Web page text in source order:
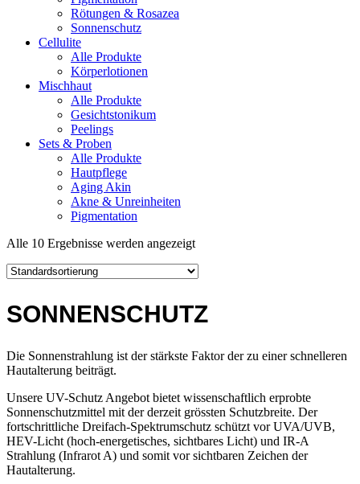
Rötungen & Rosazea
Sonnenschutz
Cellulite
Alle Produkte
Körperlotionen
Mischhaut
Alle Produkte
Gesichtstonikum
Peelings
Sets & Proben
Alle Produkte
Hautpflege
Aging Akin
Akne & Unreinheiten
Pigmentation
Alle 10 Ergebnisse werden angezeigt
SONNENSCHUTZ
Die Sonnenstrahlung ist der stärkste Faktor der zu einer schnelleren
Hautalterung beiträgt.
Unsere UV-Schutz Angebot bietet wissenschaftlich erprobte
Sonnenschutzmittel mit der derzeit grössten Schutzbreite. Der
fortschrittliche Dreifach-Spektrumschutz schützt vor UVA/UVB,
HEV-Licht (hoch-energetisches, sichtbares Licht) und IR-A
Strahlung (Infrarot A) und somit vor sichtbaren Zeichen der
Hautalterung.